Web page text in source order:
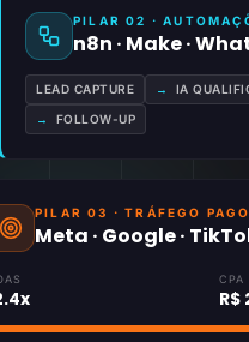
PILAR 02 ·
n8n · Make ·
LEAD CAPTURE → IA
→ FOLLOW-UP
PILAR 03 · TRÁFEGO PAGO
Meta · Google ·
CPA
R$